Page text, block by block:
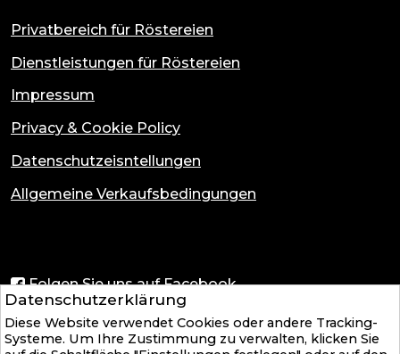
Privatbereich für Röstereien
Dienstleistungen für Röstereien
Impressum
Privacy & Cookie Policy
Datenschutzeisntellungen
Allgemeine Verkaufsbedingungen
Folgen Sie uns auf Facebook
Datenschutzerklärung
Diese Website verwendet Cookies oder andere Tracking-
Systeme. Um Ihre Zustimmung zu verwalten, klicken Sie